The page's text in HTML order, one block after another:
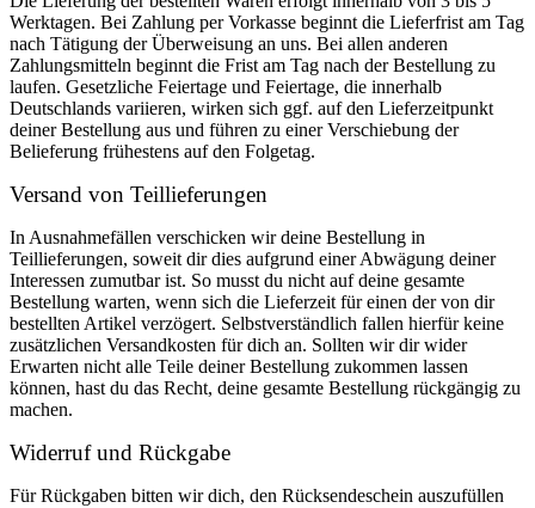
Werktagen. Bei Zahlung per Vorkasse beginnt die Lieferfrist am Tag
nach Tätigung der Überweisung an uns. Bei allen anderen
Zahlungsmitteln beginnt die Frist am Tag nach der Bestellung zu
laufen. Gesetzliche Feiertage und Feiertage, die innerhalb
Deutschlands variieren, wirken sich ggf. auf den Lieferzeitpunkt
deiner Bestellung aus und führen zu einer Verschiebung der
Belieferung frühestens auf den Folgetag.
Versand von Teillieferungen
In Ausnahmefällen verschicken wir deine Bestellung in
Teillieferungen, soweit dir dies aufgrund einer Abwägung deiner
Interessen zumutbar ist. So musst du nicht auf deine gesamte
Bestellung warten, wenn sich die Lieferzeit für einen der von dir
bestellten Artikel verzögert. Selbstverständlich fallen hierfür keine
zusätzlichen Versandkosten für dich an. Sollten wir dir wider
Erwarten nicht alle Teile deiner Bestellung zukommen lassen
können, hast du das Recht, deine gesamte Bestellung rückgängig zu
machen.
Widerruf und Rückgabe
Für Rückgaben bitten wir dich, den Rücksendeschein auszufüllen